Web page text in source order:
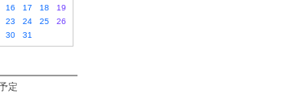
16 17 18
19
23 24 25
26
30 31
定